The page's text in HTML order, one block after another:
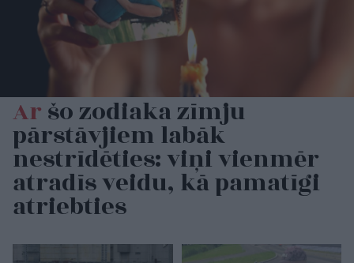
Aršo zodiaka zīmju
pārstāvjiem labāk
nestrīdēties: viņi vienmēr
atradīs veidu, kā pamatīgi
atriebties